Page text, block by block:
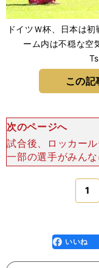
ドイツＷ杯、日本は
ーム内は不穏な
この
次のページへ
試合後、ロッカー
一部の選手がみん
い放った。その声
選手もいれば、反
1
faceboo
k
いいね